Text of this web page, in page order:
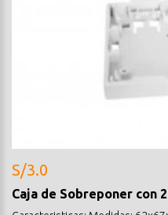
S/3.0
Caja de Sobreponer con